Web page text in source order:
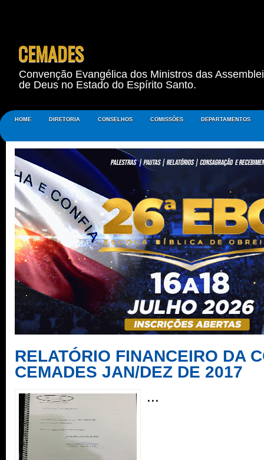
CEMADES
Convenção Evangélica dos Ministros das
de Deus no Estado do Espírito Santo.
HOME DIRETORIA CONSELHOS COMISSÕES DEPARTAMENTOS
RELATÓRIO FINANCEIRO DA
CEMADES JAN/DEZ DE 2017
...